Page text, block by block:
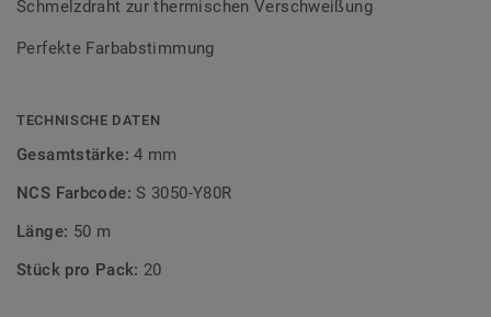
Schmelzdraht zur thermischen Verschweißung
Perfekte Farbabstimmung
TECHNISCHE DATEN
Gesamtstärke:4 mm
NCS Farbcode:S 3050-Y80R
Länge: 50 m
Stück pro Pack: 20